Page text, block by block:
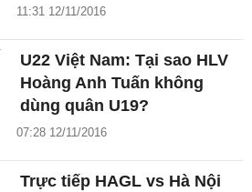
11:31 12/11/2016
U22 Việt Nam: Tại sao HLV
Hoàng Anh Tuấn không
dùng quân U19?
07:28 12/11/2016
Trực tiếp HAGL vs Hà Nội